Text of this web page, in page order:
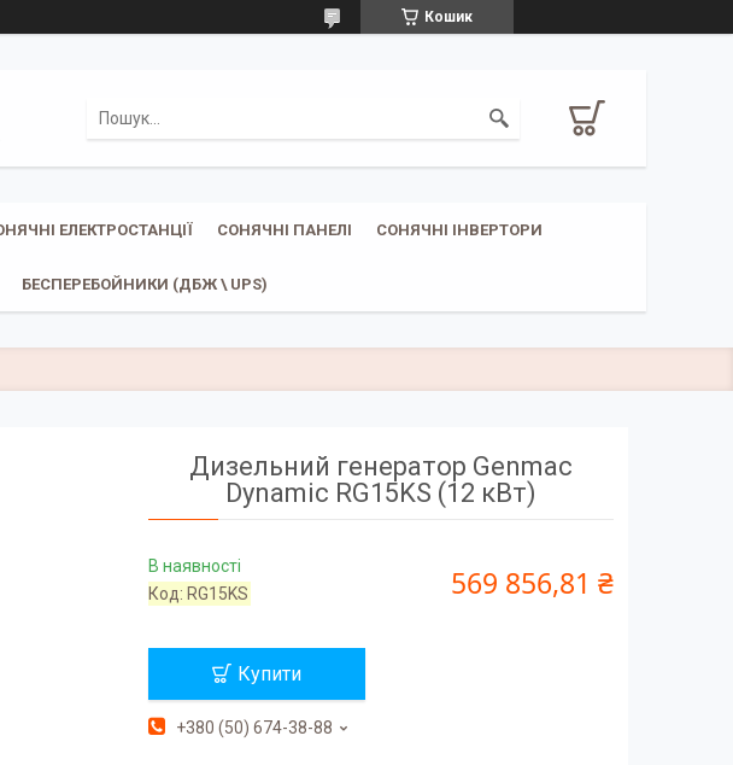
Кошик
ЕЛЕКТРОСТАНЦІЇ СОНЯЧНІ ПАНЕЛІ СОНЯЧНІ ІНВЕРТОРИ
БЕСПЕРЕБОЙНИКИ (ДБЖ \ UPS)
Дизельний генератор Genmac
Dynamic RG15KS (12 кВт)
В наявності
Код: RG15KS 569 856,81 ₴
Купити
+380 (50) 674-38-88